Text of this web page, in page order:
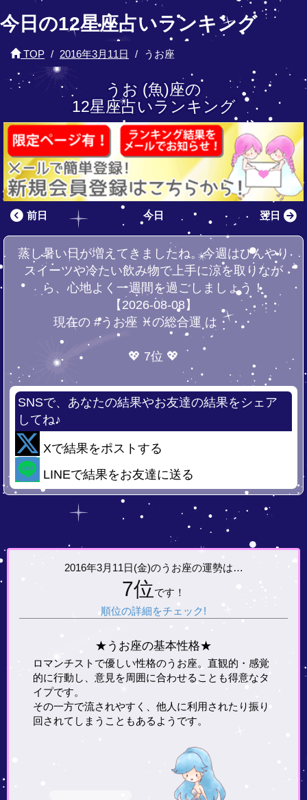
今日の12星座占いランキング
TOP 2016年3月11日 うお座
うお (魚)座の
12星座占いランキング
前日 今日 翌日
蒸し暑い日が増えてきましたね。今週はひんやり
スイーツや冷たい飲み物で上手に涼を取りなが
ら、心地よく一週間を過ごしましょう！
【2026-08-08】
現在の #うお座 ♓の総合運 は・・・
💖 7位 💖
SNSで、あなたの結果やお友達の結果をシェア
してね♪
Xで結果をポストする
LINEで結果をお友達に送る
2016年3月11日(金)のうお座の運勢は…
7位です！
順位の詳細をチェック!
★うお座の基本性格★
ロマンチストで優しい性格のうお座。直観的・感覚
的に行動し、意見を周囲に合わせることも得意なタ
イプです。
その一方で流されやすく、他人に利用されたり振り
回されてしまうこともあるようです。